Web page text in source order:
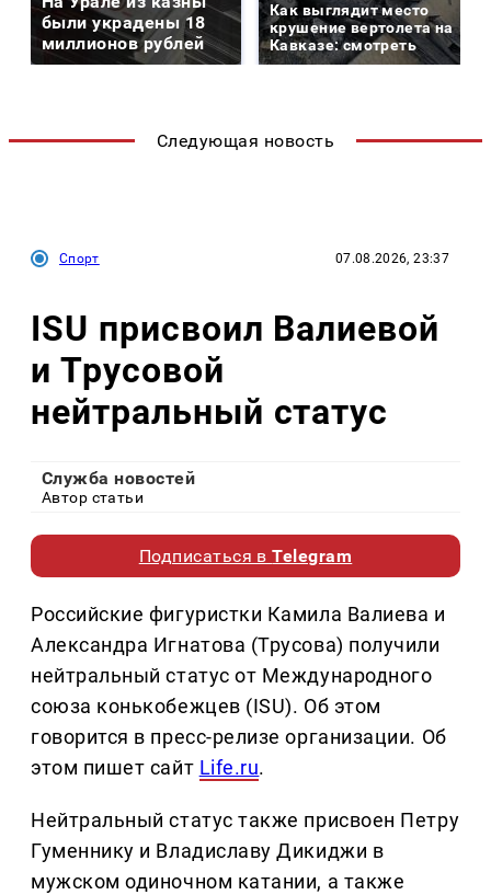
были украдены 18
миллионов рублей
Как выглядит место
крушение вертолета на
Кавказе: смотреть
Следующая новость
Спорт 07.08.2026, 23:37
ISU присвоил Валиевой
и Трусовой
нейтральный статус
Служба новостей
Автор статьи
Подписаться вTelegram
Российские фигуристки Камила Валиева и
Александра Игнатова (Трусова) получили
нейтральный статус от Международного
союза конькобежцев (ISU). Об этом
говорится в пресс-релизе организации. Об
этом пишет сайт Life.ru.
Нейтральный статус также присвоен Петру
Гуменнику и Владиславу Дикиджи в
мужском одиночном катании, а также